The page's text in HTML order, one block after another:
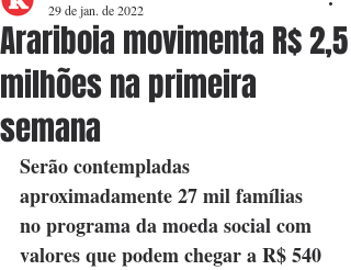
Arariboia movimenta R$ 2,5
milhões na primeira
semana
29 de jan. de 2022
Serão contempladas
aproximadamente 27 mil famílias
no programa da moeda social com
valores que podem chegar a R$ 540